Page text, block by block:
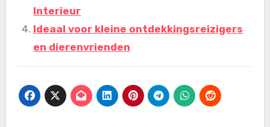
Interieur
Ideaal voor kleine ontdekkingsreizigers
en dierenvrienden